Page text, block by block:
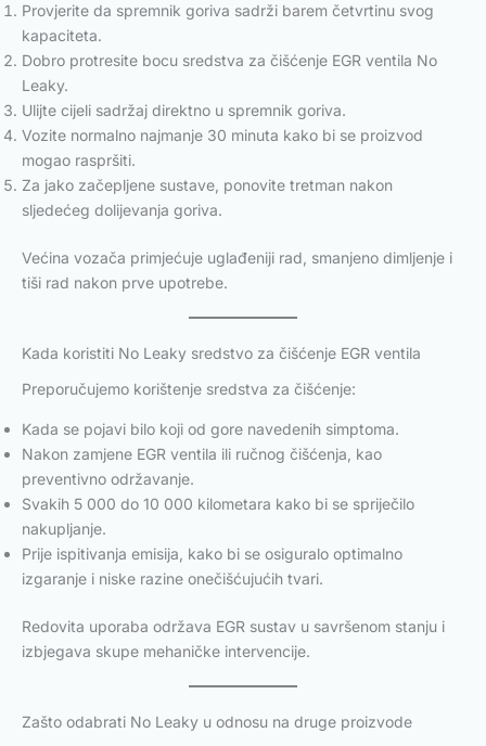
Provjerite da spremnik goriva sadrži barem četvrtinu svog
kapaciteta.
Dobro protresite bocu sredstva za čišćenje EGR ventila No
Leaky.
Ulijte cijeli sadržaj direktno u spremnik goriva.
Vozite normalno najmanje 30 minuta kako bi se proizvod
mogao raspršiti.
Za jako začepljene sustave, ponovite tretman nakon
sljedećeg dolijevanja goriva.
Većina vozača primjećuje uglađeniji rad, smanjeno dimljenje i
tiši rad nakon prve upotrebe.
Kada koristiti No Leaky sredstvo za čišćenje EGR ventila
Preporučujemo korištenje sredstva za čišćenje:
Kada se pojavi bilo koji od gore navedenih simptoma.
Nakon zamjene EGR ventila ili ručnog čišćenja, kao
preventivno održavanje.
Svakih 5 000 do 10 000 kilometara kako bi se spriječilo
nakupljanje.
Prije ispitivanja emisija, kako bi se osiguralo optimalno
izgaranje i niske razine onečišćujućih tvari.
Redovita uporaba održava EGR sustav u savršenom stanju i
izbjegava skupe mehaničke intervencije.
Zašto odabrati No Leaky u odnosu na druge proizvode